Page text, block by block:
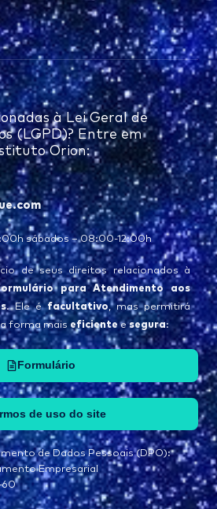
à Lei Geral de
(LGPD)? Entre em
Orion:
sábados – 08:00-12:00h
de seus direitos relacionados à
para Atendimento aos
. Ele éfacultativo, mas permitirá
forma mais eficienteesegura:
Formulário
de uso do site
de Dados Pessoais (DPO):
Empresarial
60